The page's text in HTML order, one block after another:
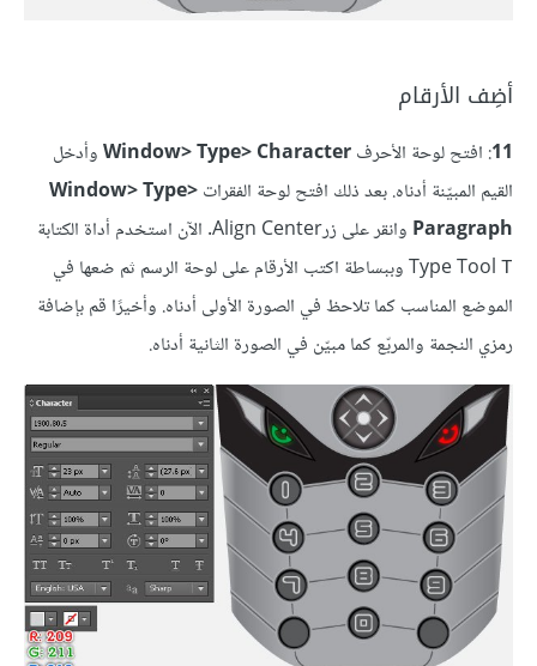
أضِف الأرقام
11: افتح لوحة الأحرفWindow> Type> Characterوأدخل
القيم المبيّنة أدناه. بعد ذلك افتح لوحة الفقراتWindow> Type>
Paragraph
وانقر على زرAlign Center. الآن استخدم أداة الكتابة
Type Tool T
وببساطة اكتب الأرقام على لوحة الرسم ثم ضعها في
الموضع المناسب كما تلاحظ في الصورة الأولى أدناه. وأخيرًا قم بإضافة
رمزي النجمة والمربّع كما مبيّن في الصورة الثانية أدناه.